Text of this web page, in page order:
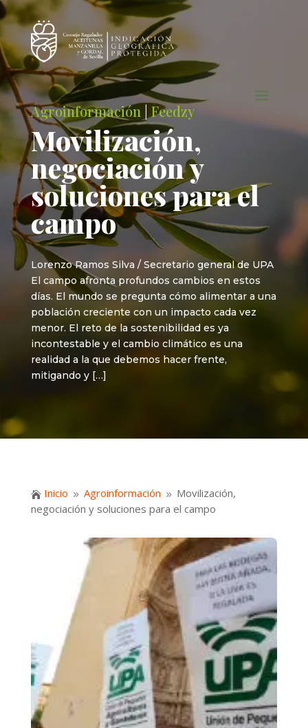
Agroinformación Feedzy
Movilización,
negociación y
soluciones para el
campo
Lorenzo Ramos Silva / Secretario general de UPA
El campo afronta profundos cambios en estos
días. El mundo se pregunta cómo alimentar a una
población creciente con un impacto cada vez
menor. El reto de la sostenibilidad es ya
incontestable y el cambio climático es una
realidad a la que debemos hacer frente,
mitigando y […]
 Inicio 9 Agroinformación 9 Movilización,
negociación y soluciones para el campo